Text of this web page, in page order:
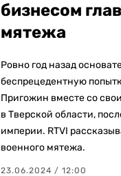
бизнесом
мятежа
Ровно год назад
беспрецедентную
Пригожин вместе со
в Тверской области,
империи. RTVI
военного мятежа.
23.06.2024 / 12:00